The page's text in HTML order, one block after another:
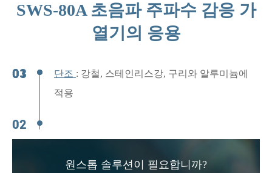
SWS-80A 초음파 주파수 감응 가
열기의 응용
단조 : 강철, 스테인리스강, 구리와 알루미늄에
적용
원스톱 솔루션이 필요합니까?